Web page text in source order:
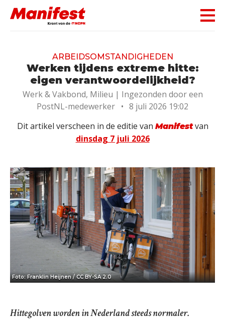
Skip navigation
ARBEIDSOMSTANDIGHEDEN
Werken tijdens extreme hitte:
eigen verantwoordelijkheid?
Werk & Vakbond, Milieu | Ingezonden door een
PostNL-medewerker • 8 juli 2026 19:02
Dit artikel verscheen in de editie van Manifestvan
dinsdag 7 juli 2026
Foto: Franklin Heijnen / CC BY-SA 2.0
Hittegolven worden in Nederland steeds normaler.